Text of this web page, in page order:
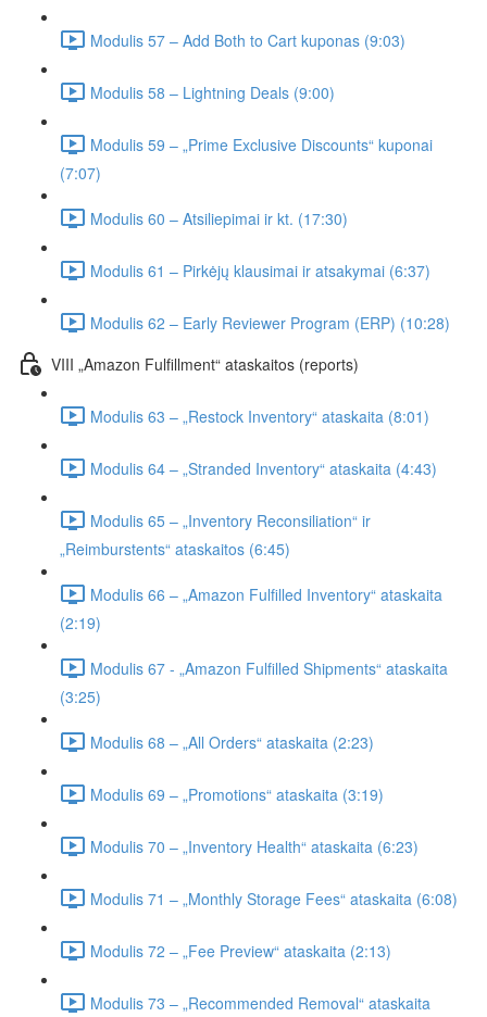
Modulis 57 – Add Both to Cart kuponas (9:03)
Modulis 58 – Lightning Deals (9:00)
Modulis 59 – „Prime Exclusive Discounts“ kuponai
(7:07)
Modulis 60 – Atsiliepimai ir kt. (17:30)
Modulis 61 – Pirkėjų klausimai ir atsakymai (6:37)
Modulis 62 – Early Reviewer Program (ERP) (10:28)
VIII „Amazon Fulfillment“ ataskaitos (reports)
Modulis 63 – „Restock Inventory“ ataskaita (8:01)
Modulis 64 – „Stranded Inventory“ ataskaita (4:43)
Modulis 65 – „Inventory Reconsiliation“ ir
„Reimburstents“ ataskaitos (6:45)
Modulis 66 – „Amazon Fulfilled Inventory“ ataskaita
(2:19)
Modulis 67 - „Amazon Fulfilled Shipments“ ataskaita
(3:25)
Modulis 68 – „All Orders“ ataskaita (2:23)
Modulis 69 – „Promotions“ ataskaita (3:19)
Modulis 70 – „Inventory Health“ ataskaita (6:23)
Modulis 71 – „Monthly Storage Fees“ ataskaita (6:08)
Modulis 72 – „Fee Preview“ ataskaita (2:13)
Modulis 73 – „Recommended Removal“ ataskaita